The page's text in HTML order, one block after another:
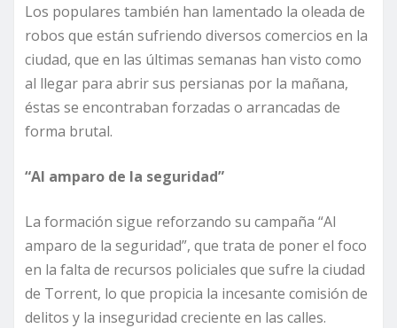
Los populares también han lamentado la oleada de
robos que están sufriendo diversos comercios en la
ciudad, que en las últimas semanas han visto como
al llegar para abrir sus persianas por la mañana,
éstas se encontraban forzadas o arrancadas de
forma brutal.
“Al amparo de la seguridad”
La formación sigue reforzando su campaña “Al
amparo de la seguridad”, que trata de poner el foco
en la falta de recursos policiales que sufre la ciudad
de Torrent, lo que propicia la incesante comisión de
delitos y la inseguridad creciente en las calles.